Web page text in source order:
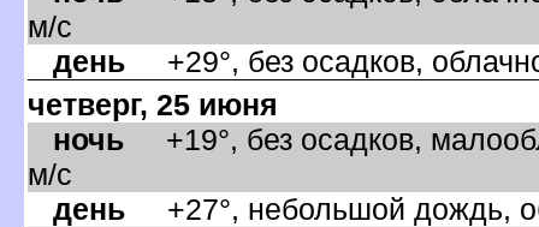
м/с
день +29°, без осадков,
четверг, 25 июня
ночь +19°, без осадков,
м/с
день +27°, небольшой дождь,